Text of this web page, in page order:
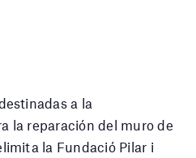
a la
la reparación del muro de
la Fundació Pilar i